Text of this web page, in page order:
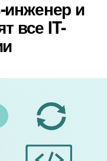
инженер и
все IT-